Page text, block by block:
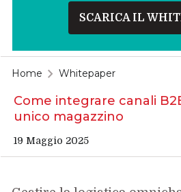
SCARICA IL
Home Whitepaper
Come integrare canali
unico magazzino
19 Maggio 2025